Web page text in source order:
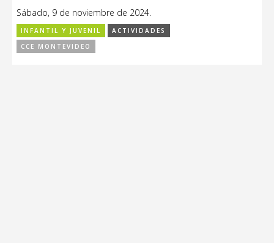
Sábado, 9 de noviembre de 2024.
INFANTIL Y JUVENIL
ACTIVIDADES
CCE MONTEVIDEO